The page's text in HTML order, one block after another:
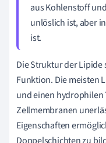
aus Kohlenstoff
unlöslich ist, aber
ist.
Die Struktur der
Funktion. Die meisten
und einen hydrophilen
Zellmembranen
Eigenschaften
Doppelschichten zu